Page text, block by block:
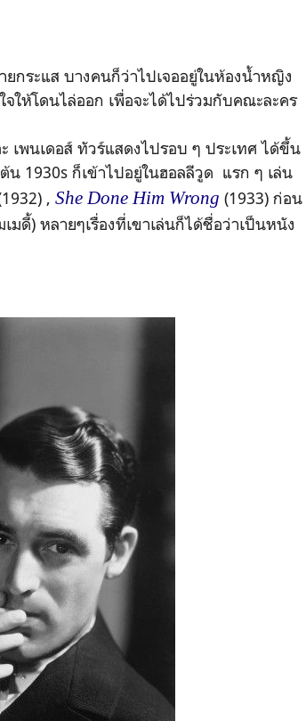
ะแส บางคนก็ว่าไปเจออยู่ในห้องน้ำหญิง
ให้โดนไล่ออก เพื่อจะได้ไปร่วมกับคณะละคร
เดอส์ ทัวร์แสดงไปรอบ ๆ ประเทศ ได้ขึ้น
1930s ก็เข้าไปอยู่ในฮอลลีวูด แรก ๆ เล่น
, She Done Him Wrong (1933) ก่อน
ดี้) หลายๆเรื่องที่เขาเล่นก็ได้ชื่อว่าเป็นหนัง